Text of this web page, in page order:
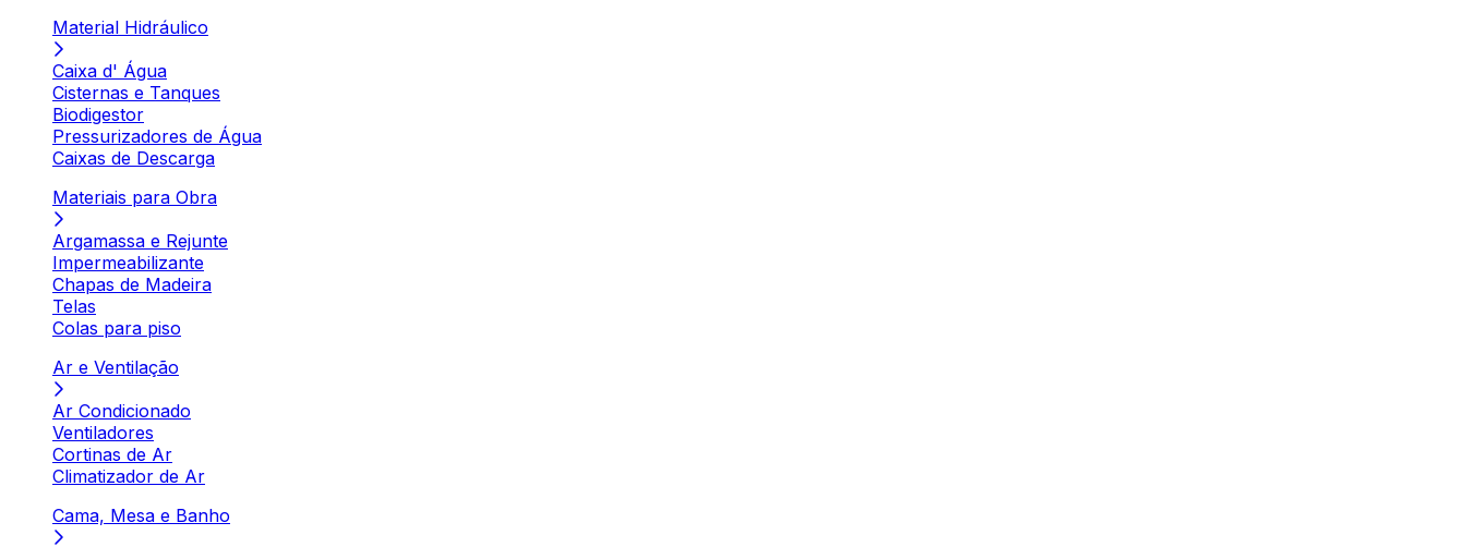
Material Hidráulico
Caixa d' Água
Cisternas e Tanques
Biodigestor
Pressurizadores de Água
Caixas de Descarga
Materiais para Obra
Argamassa e Rejunte
Impermeabilizante
Chapas de Madeira
Telas
Colas para piso
Ar e Ventilação
Ar Condicionado
Ventiladores
Cortinas de Ar
Climatizador de Ar
Cama, Mesa e Banho